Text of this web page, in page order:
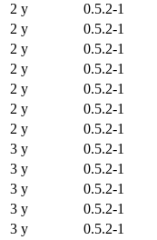
2 y
0.5.2-1
2 y
0.5.2-1
2 y
0.5.2-1
2 y
0.5.2-1
2 y
0.5.2-1
2 y
0.5.2-1
2 y
0.5.2-1
3 y
0.5.2-1
3 y
0.5.2-1
3 y
0.5.2-1
3 y
0.5.2-1
3 y
0.5.2-1